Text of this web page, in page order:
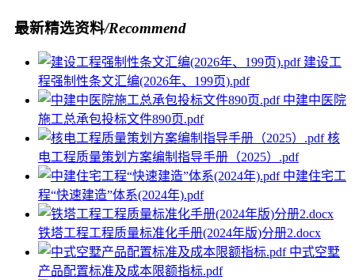
最新精选资料/Recommend
建设工
程强制性条文汇编(2026年、199页).pdf
中建中医院
施工总承包投标文件890页.pdf
核
电工程质量策划方案编制指导手册（2025）.pdf
中建住宅工
程“快速建造”体系(2024年).pdf
铁塔工程工程质量标准化手册(2024年版)分册2.docx
中式空墅
产品配置标准及成本限额指标.pdf